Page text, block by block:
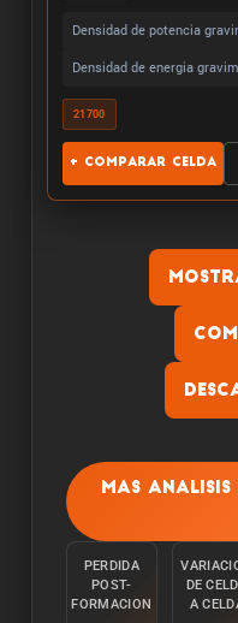
Densidad de potencia
Densidad de energia
21700
+ Comparar celda
La capacidad se
una temperatura
100% con una
Energia:
Mas analisis
PERDIDA
POST-
FORMACION
DE
A